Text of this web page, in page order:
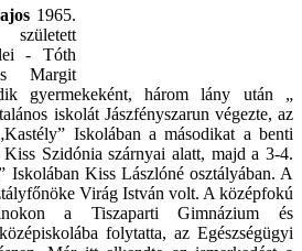
1965.
- Tóth
Margit
gyermekeként, három lány után „
iskolát Jászfényszarun végezte, az
Iskolában a másodikat a benti
Szidónia szárnyai alatt, majd a 3-4.
Iskolában Kiss Lászlóné osztályában. A
Virág István volt. A középfokú
a Tiszaparti Gimnázium és
folytatta, az Egészségügyi